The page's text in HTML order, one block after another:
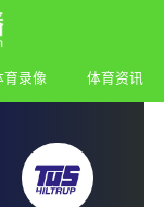
育录像 体育资讯